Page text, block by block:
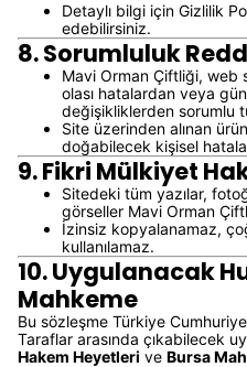
Detaylı bilgi için Gizlilik
edebilirsiniz.
8. Sorumluluk
Mavi Orman Çiftliği, web
olası hatalardan veya
değişikliklerden sorumlu
Site üzerinden alınan
doğabilecek kişisel
9. Fikri Mülkiyet
Sitedeki tüm yazılar,
görseller Mavi Orman
İzinsiz kopyalanamaz,
kullanılamaz.
10. Uygulanacak
Mahkeme
Bu sözleşme Türkiye
Taraflar arasında çıkabilecek
Hakem Heyetleri ve Bursa